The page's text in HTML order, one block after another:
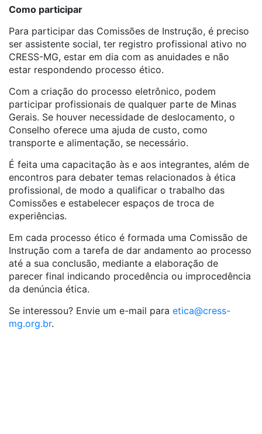
Como participar
Para participar das Comissões de Instrução, é preciso
ser assistente social, ter registro profissional ativo no
CRESS-MG, estar em dia com as anuidades e não
estar respondendo processo ético.
Com a criação do processo eletrônico, podem
participar profissionais de qualquer parte de Minas
Gerais. Se houver necessidade de deslocamento, o
Conselho oferece uma ajuda de custo, como
transporte e alimentação, se necessário.
É feita uma capacitação às e aos integrantes, além de
encontros para debater temas relacionados à ética
profissional, de modo a qualificar o trabalho das
Comissões e estabelecer espaços de troca de
experiências.
Em cada processo ético é formada uma Comissão de
Instrução com a tarefa de dar andamento ao processo
até a sua conclusão, mediante a elaboração de
parecer final indicando procedência ou improcedência
da denúncia ética.
Se interessou? Envie um e-mail para etica@cress-
mg.org.br.